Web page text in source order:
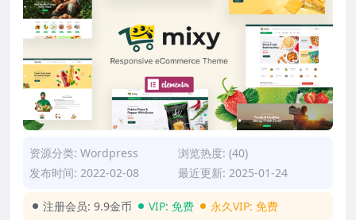
资源分类: Wordpress
浏览热度: (40)
发布时间: 2022-02-08
最近更新: 2025-01-24
注册会员: 9.9金币 VIP: 免费 永久VIP: 免费